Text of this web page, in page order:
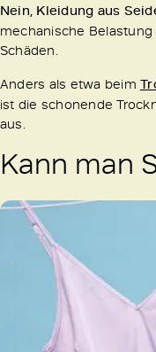
Nein, Kleidung aus
mechanische
Schäden.
Anders als etwa beim
ist die schonende
aus.
Kann man